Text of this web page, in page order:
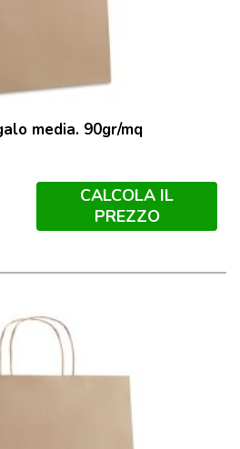
media. 90gr/mq
CALCOLA IL
PREZZO